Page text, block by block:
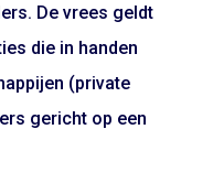
De vrees geldt
die in handen
(private
gericht op een